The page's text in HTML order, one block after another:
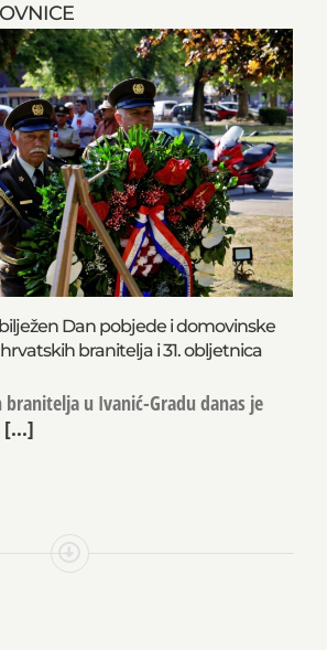
Dan pobjede i domovinske
branitelja i 31. obljetnica
u Ivanić-Gradu danas je
[...]